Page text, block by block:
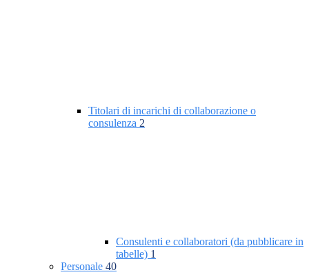
Titolari di incarichi di collaborazione o
consulenza 2
Consulenti e collaboratori (da pubblicare in
tabelle) 1
Personale 40